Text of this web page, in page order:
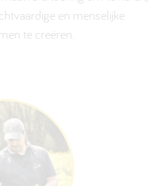
en menselijke
te creëren.